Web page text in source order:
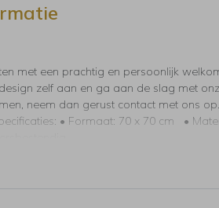
met een prachtig en persoonlijk
zelf aan en ga aan de slag met
neem dan gerust contact met ons
• Formaat: 70 x 70 cm •